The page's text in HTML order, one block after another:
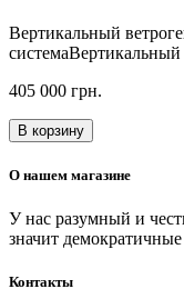
Вертикальный
405 000 грн.
В корзину
О нашем магазине
У нас разумный и
значит
Контакты